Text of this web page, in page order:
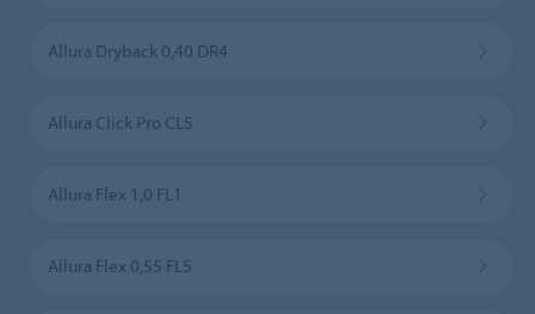
Allura Dryback 0,40 DR4
Allura Click Pro CL5
Allura Flex 1,0 FL1
Allura Flex 0,55 FL5